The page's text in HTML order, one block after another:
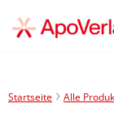
Startseite Alle